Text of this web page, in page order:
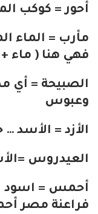
أحور = كوكب
مأرب = الماء
فهي هنا ( ماء
الصبيحة = أي
وعبوس
الأزد = الأسد
العيدروس
أحمس = اسود
فراعنة مصر